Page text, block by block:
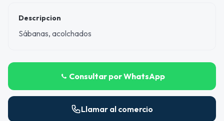
Descripcion
Sábanas, acolchados
Consultar por WhatsApp
Llamar al comercio